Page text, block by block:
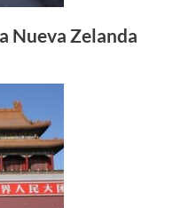
Nueva Zelanda